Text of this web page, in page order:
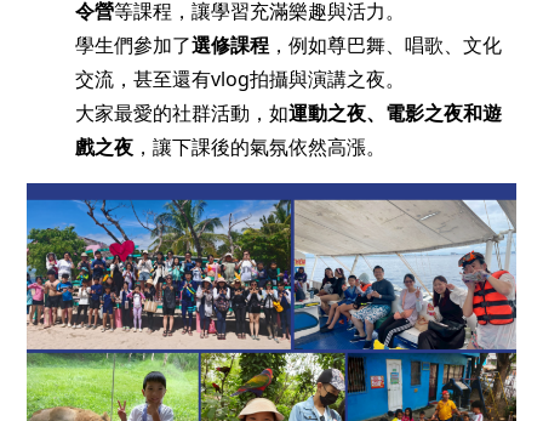
令營等課程，讓學習充滿樂趣與活力。
學生們參加了選修課程 ，例如尊巴舞、唱歌、文化
交流，甚至還有vlog拍攝與演講之夜。
大家最愛的社群活動，如運動之夜、電影之夜和遊
戲之夜 ，讓下課後的氣氛依然高漲。